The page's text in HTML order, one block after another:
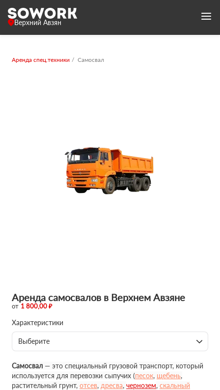
Верхний Авзян
Аренда спец.техники Самосвал
Аренда самосвалов в Верхнем Авзяне
от 1 800,00 ₽
Характеристики
Выберите
Самосвал — это специальный грузовой транспорт, который
используется для перевозки сыпучих (песок, щебень,
растительный грунт, отсев, дресва, чернозем, скальный